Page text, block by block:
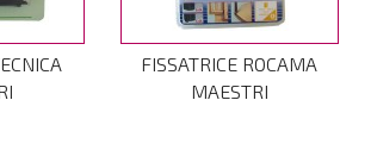
FISSATRICE ROCAMA
MAESTRI